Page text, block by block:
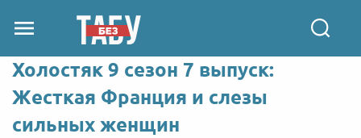
Холостяк 9 сезон 7 выпуск:
Жесткая Франция и слезы
сильных женщин